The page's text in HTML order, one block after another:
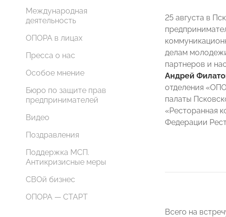
Международная
деятельность
ОПОРА в лицах
Пресса о нас
Особое мнение
Бюро по защите прав
предпринимателей
Видео
Поздравления
Поддержка МСП.
Антикризисные меры
СВОй бизнес
ОПОРА — СТАРТ
25 августа в
делам
партнеров и
Андрей
отделения
палаты
«Ресторанная
Федерации
Всего на